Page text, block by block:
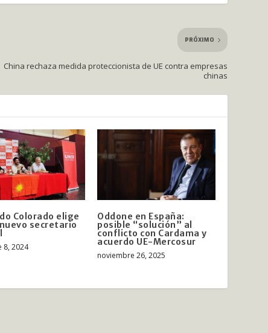
PRÓXIMO
China rechaza medida proteccionista de UE contra empresas
chinas
Colorado elige
secretario
8, 2024
Oddone en España:
posible “solución” al
conflicto con Cardama y
acuerdo UE-Mercosur
noviembre 26, 2025